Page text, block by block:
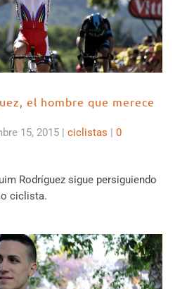
el hombre que merece
15, 2015 ciclistas
0
Rodríguez sigue persiguiendo
ciclista.